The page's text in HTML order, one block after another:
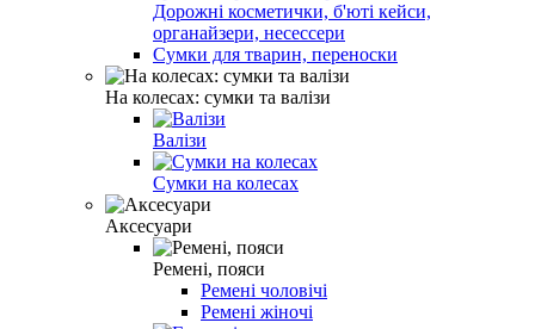
Дорожні косметички, б'юті кейси,
органайзери, несессери
Сумки для тварин, переноски
На колесах: сумки та валізи
Валізи
Сумки на колесах
Аксесуари
Ремені, пояси
Ремені чоловічі
Ремені жіночі